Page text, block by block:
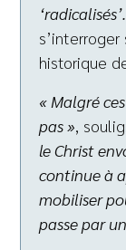
historique
« Malgré
pas » ,
le Christ
continue à
mobiliser
passe par